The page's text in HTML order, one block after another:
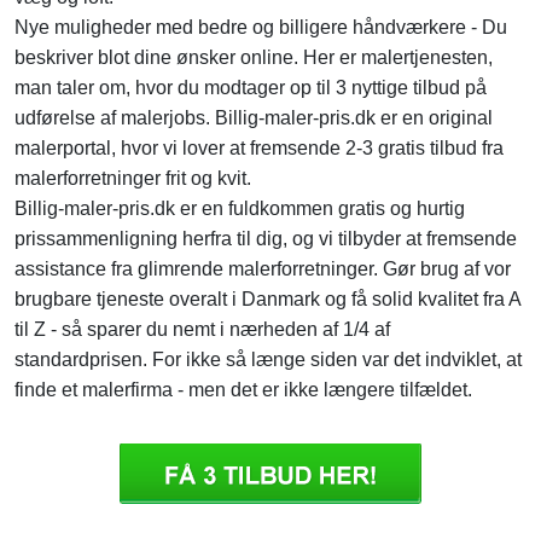
Nye muligheder med bedre og billigere håndværkere - Du
beskriver blot dine ønsker online. Her er malertjenesten,
man taler om, hvor du modtager op til 3 nyttige tilbud på
udførelse af malerjobs. Billig-maler-pris.dk er en original
malerportal, hvor vi lover at fremsende 2-3 gratis tilbud fra
malerforretninger frit og kvit.
Billig-maler-pris.dk er en fuldkommen gratis og hurtig
prissammenligning herfra til dig, og vi tilbyder at fremsende
assistance fra glimrende malerforretninger. Gør brug af vor
brugbare tjeneste overalt i Danmark og få solid kvalitet fra A
til Z - så sparer du nemt i nærheden af 1/4 af
standardprisen. For ikke så længe siden var det indviklet, at
finde et malerfirma - men det er ikke længere tilfældet.